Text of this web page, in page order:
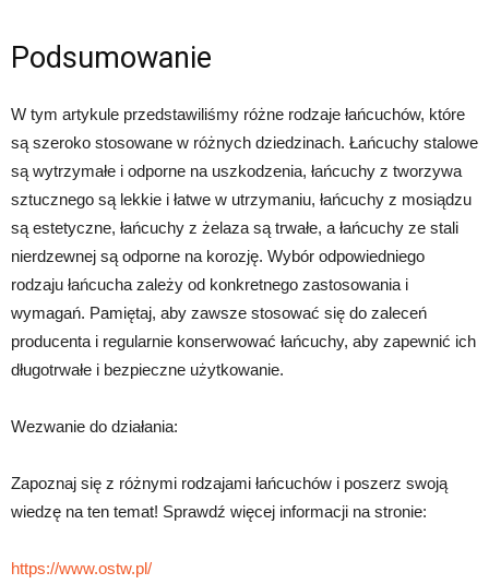
Podsumowanie
W tym artykule przedstawiliśmy różne rodzaje łańcuchów, które
są szeroko stosowane w różnych dziedzinach. Łańcuchy stalowe
są wytrzymałe i odporne na uszkodzenia, łańcuchy z tworzywa
sztucznego są lekkie i łatwe w utrzymaniu, łańcuchy z mosiądzu
są estetyczne, łańcuchy z żelaza są trwałe, a łańcuchy ze stali
nierdzewnej są odporne na korozję. Wybór odpowiedniego
rodzaju łańcucha zależy od konkretnego zastosowania i
wymagań. Pamiętaj, aby zawsze stosować się do zaleceń
producenta i regularnie konserwować łańcuchy, aby zapewnić ich
długotrwałe i bezpieczne użytkowanie.
Wezwanie do działania:
Zapoznaj się z różnymi rodzajami łańcuchów i poszerz swoją
wiedzę na ten temat! Sprawdź więcej informacji na stronie:
https://www.ostw.pl/